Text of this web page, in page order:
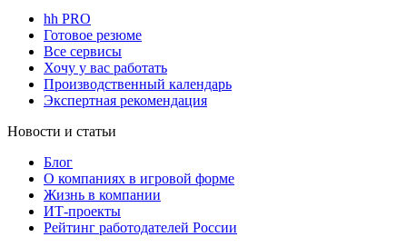
hh PRO
Готовое резюме
Все сервисы
Хочу у вас работать
Производственный календарь
Экспертная рекомендация
Новости и статьи
Блог
О компаниях в игровой форме
Жизнь в компании
ИТ-проекты
Рейтинг работодателей России